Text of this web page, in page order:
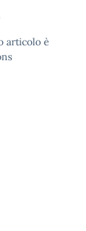
articolo è